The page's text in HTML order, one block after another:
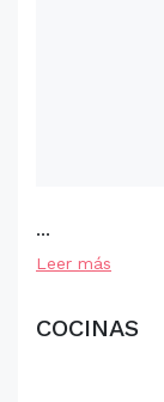
...
Leer más
COCINAS